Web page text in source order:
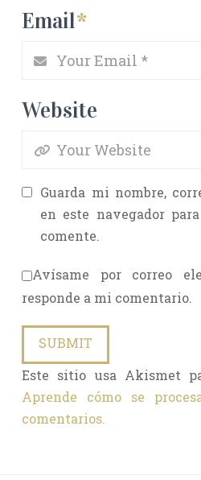
Email*
Website
Guarda mi nombre,
en este navegador
comente.
Avísame por correo
responde a mi comentario.
Este sitio usa Akismet
Aprende cómo se
comentarios.